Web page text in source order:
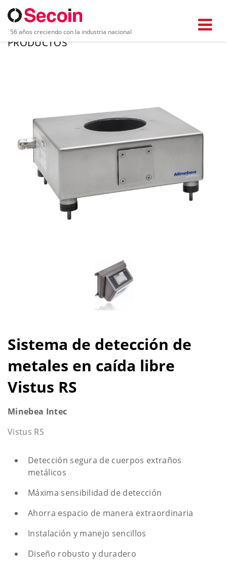
56 años creciendo con la industria nacional
PRODUCTOS
Sistema de detección de
metales en caída libre
Vistus RS
Minebea Intec
Vistus RS
Detección segura de cuerpos extraños
metálicos
Máxima sensibilidad de detección
Ahorra espacio de manera extraordinaria
Instalación y manejo sencillos
Diseño robusto y duradero